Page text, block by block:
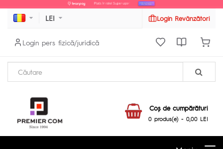
LEI Login Revânzători
Login pers fizică/juridică
Coş de cumpărături
0 produs(e) - 0,00 LEI